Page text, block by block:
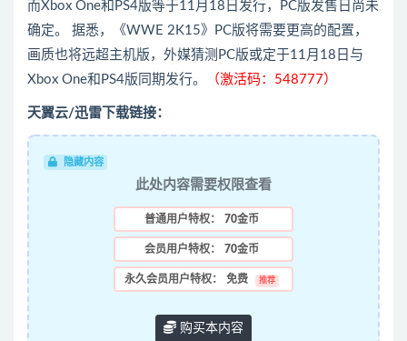
而Xbox One和PS4版等于11月18日发行，PC版发售日尚未
确定。 据悉，《WWE 2K15》PC版将需要更高的配置，
画质也将远超主机版，外媒猜测PC版或定于11月18日与
Xbox One和PS4版同期发行。
（激活码：548777）
天翼云/迅雷下载链接：
隐藏内容
此处内容需要权限查看
普通用户特权： 70金币
会员用户特权： 70金币
永久会员用户特权： 免费 推荐
购买本内容